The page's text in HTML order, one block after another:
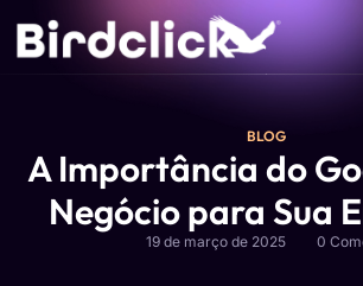
BLOG
A Importância do
Negócio para Sua
19 de março de 2025 0